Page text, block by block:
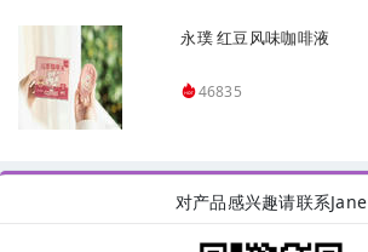
永璞 红豆风味咖啡液
46835
对产品感兴趣请联系Jane